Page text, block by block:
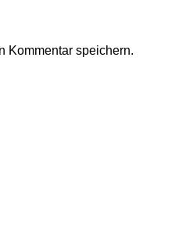
Kommentar speichern.